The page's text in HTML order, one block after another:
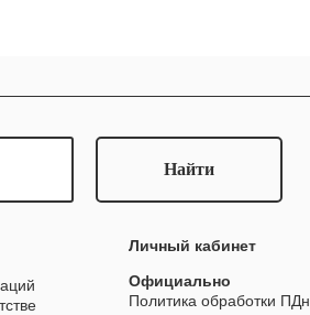
Найти
Личный кабинет
Официально
Политика обработки ПДн